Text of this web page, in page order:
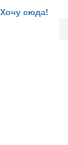
Хочу сюда!